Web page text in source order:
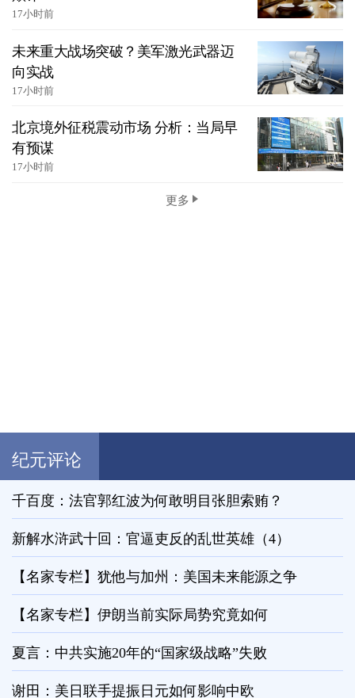
17小时前
未来重大战场突破？美军激光武器迈
向实战
17小时前
北京境外征税震动市场 分析：当局早
有预谋
17小时前
更多
纪元评论
千百度：法官郭红波为何敢明目张胆索贿？
新解水浒武十回：官逼吏反的乱世英雄（4）
【名家专栏】犹他与加州：美国未来能源之争
【名家专栏】伊朗当前实际局势究竟如何
夏言：中共实施20年的“国家级战略”失败
谢田：美日联手提振日元如何影响中欧